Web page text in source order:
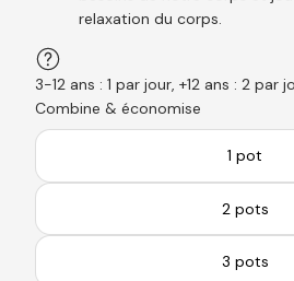
relaxation du corps.
3-12 ans : 1 par jour, +12 ans : 2 par
Combine & économise
1 pot
2 pots
3 pots